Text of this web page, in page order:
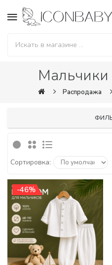
Распродажа
Сортировка:
-46%